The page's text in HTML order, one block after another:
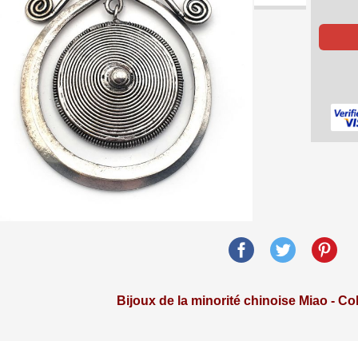
Bijoux de la minorité chinoise Miao -